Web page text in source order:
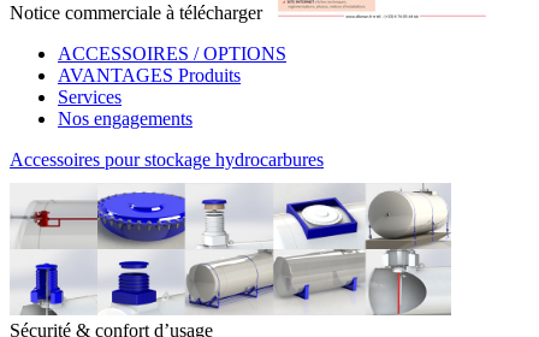
Notice commerciale à télécharger
ACCESSOIRES / OPTIONS
AVANTAGES Produits
Services
Nos engagements
Accessoires pour stockage hydrocarbures
Sécurité & confort d’usage